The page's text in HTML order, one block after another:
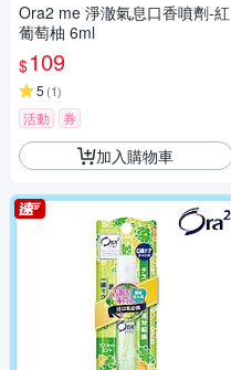
Ora2 me 淨澈氣息口香噴劑-紅
葡萄柚 6ml
$109
5 (1)
活動 券
加入購物車